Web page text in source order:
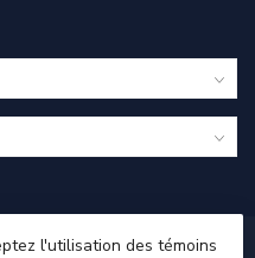
l'utilisation des témoins